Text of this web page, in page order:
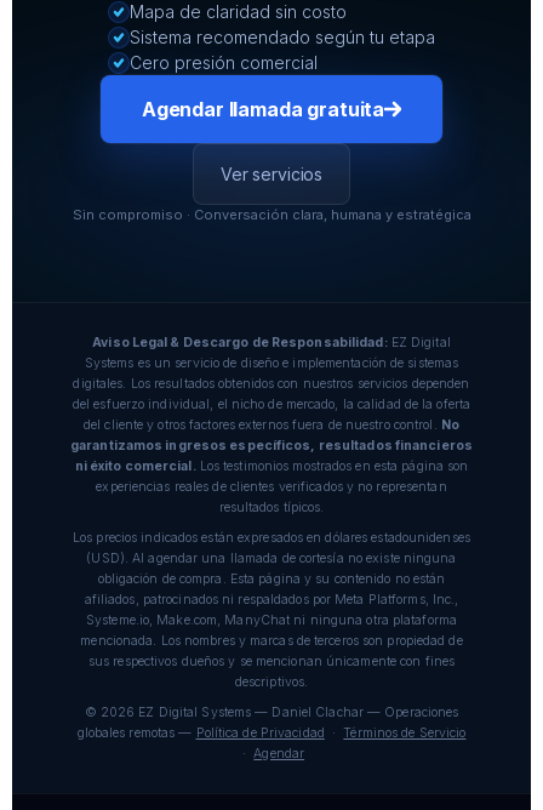
Mapa de claridad sin costo
Sistema recomendado según tu etapa
Cero presión comercial
Agendar llamada gratuita
Ver servicios
Sin compromiso · Conversación clara, humana y estratégica
Aviso Legal & Descargo de Responsabilidad:EZ Digital
Systems es un servicio de diseño e implementación de sistemas
digitales. Los resultados obtenidos con nuestros servicios dependen
del esfuerzo individual, el nicho de mercado, la calidad de la oferta
del cliente y otros factores externos fuera de nuestro control. No
garantizamos ingresos específicos, resultados financieros
ni éxito comercial.Los testimonios mostrados en esta página son
experiencias reales de clientes verificados y no representan
resultados típicos.
Los precios indicados están expresados en dólares estadounidenses
(USD). Al agendar una llamada de cortesía no existe ninguna
obligación de compra. Esta página y su contenido no están
afiliados, patrocinados ni respaldados por Meta Platforms, Inc.,
Systeme.io, Make.com, ManyChat ni ninguna otra plataforma
mencionada. Los nombres y marcas de terceros son propiedad de
sus respectivos dueños y se mencionan únicamente con fines
descriptivos.
© 2026 EZ Digital Systems — Daniel Clachar — Operaciones
globales remotas — Política de Privacidad ·Términos de Servicio
·Agendar